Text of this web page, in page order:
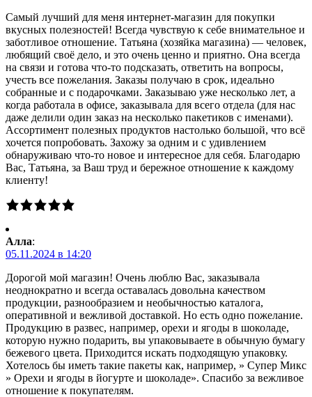
Самый лучший для меня интернет-магазин для покупки
вкусных полезностей! Всегда чувствую к себе внимательное и
заботливое отношение. Татьяна (хозяйка магазина) — человек,
любящий своё дело, и это очень ценно и приятно. Она всегда
на связи и готова что-то подсказать, ответить на вопросы,
учесть все пожелания. Заказы получаю в срок, идеально
собранные и с подарочками. Заказываю уже несколько лет, а
когда работала в офисе, заказывала для всего отдела (для нас
даже делили один заказ на несколько пакетиков с именами).
Ассортимент полезных продуктов настолько большой, что всё
хочется попробовать. Захожу за одним и с удивлением
обнаруживаю что-то новое и интересное для себя. Благодарю
Вас, Татьяна, за Ваш труд и бережное отношение к каждому
клиенту!
Алла:
05.11.2024 в 14:20
Дорогой мой магазин! Очень люблю Вас, заказывала
неоднократно и всегда оставалась довольна качеством
продукции, разнообразием и необычностью каталога,
оперативной и вежливой доставкой. Но есть одно пожелание.
Продукцию в развес, например, орехи и ягоды в шоколаде,
которую нужно подарить, вы упаковываете в обычную бумагу
бежевого цвета. Приходится искать подходящую упаковку.
Хотелось бы иметь такие пакеты как, например, » Супер Микс
» Орехи и ягоды в йогурте и шоколаде». Спасибо за вежливое
отношение к покупателям.